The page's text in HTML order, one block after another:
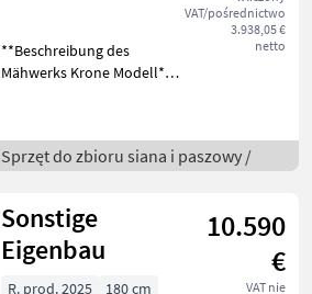
VAT/pośrednictwo
3.938,05 €
netto
**Beschreibung des
Mähwerks Krone Modell**
wie Kuhn, Vicon, Pöttinger,
Claas Fella, usw.... ca. 50 Stk.
Sprzęt do zbioru siana i paszowy /
Sonstige
Eigenbau
10.590
€
VAT nie
R. prod. 2025 180 cm